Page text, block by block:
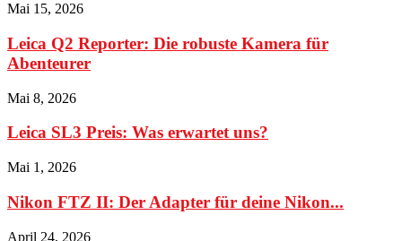
Mai 15, 2026
Leica Q2 Reporter: Die robuste Kamera für
Abenteurer
Mai 8, 2026
Leica SL3 Preis: Was erwartet uns?
Mai 1, 2026
Nikon FTZ II: Der Adapter für deine Nikon...
April 24, 2026